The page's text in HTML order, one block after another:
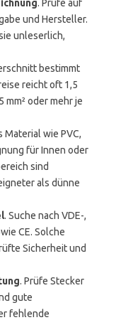
. Prüfe auf
und Hersteller.
unleserlich,
bestimmt
reicht oft 1,5
mm² oder mehr je
Material wie PVC,
für Innen oder
sind
als dünne
. Suche nach VDE-,
CE. Solche
Sicherheit und
. Prüfe Stecker
gute
fehlende